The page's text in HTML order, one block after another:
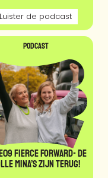
Luister de podcast
Podcast
Fierce Forward- De
Mina’s zijn terug!